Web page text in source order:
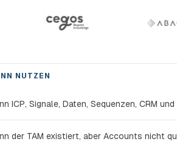
NUTZEN
ICP, Signale, Daten, Sequenzen, CRM
der TAM existiert, aber Accounts nicht